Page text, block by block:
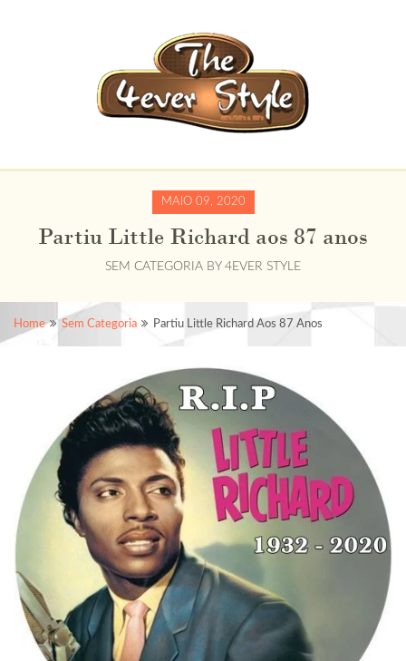
MAIO 09, 2020
Partiu Little Richard aos 87 anos
SEM CATEGORIA BY 4EVER STYLE
Home Sem Categoria Partiu Little Richard Aos 87 Anos